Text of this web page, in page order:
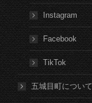
Instagram
Facebook
TikTok
五城目町について